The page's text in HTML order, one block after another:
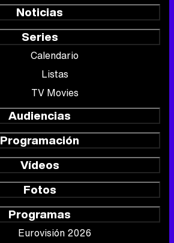
Noticias
Series
Calendario
Listas
TV Movies
Audiencias
Programación
Vídeos
Fotos
Programas
Eurovisión 2026